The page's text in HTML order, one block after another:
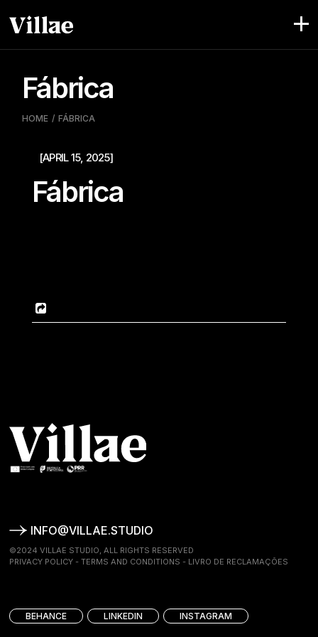
para
Fábrica
HOME FÁBRICA
[APRIL 15, 2025]
Fábrica
INFO@VILLAE.STUDIO
©2024 VILLAE STUDIO, ALL RIGHTS RESERVED
PRIVACY POLICY -TERMS AND CONDITIONS - LIVRO DE RECLAMAÇÕES
BEHANCE LINKEDIN INSTAGRAM